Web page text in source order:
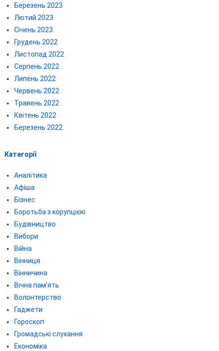
Березень 2023
Лютий 2023
Січень 2023
Грудень 2022
Листопад 2022
Серпень 2022
Липень 2022
Червень 2022
Травень 2022
Квітень 2022
Березень 2022
Категорії
Аналітика
Афіша
Бізнес
Боротьба з корупцією
Будівництво
Вибори
Війна
Вінниця
Вінничина
Вічна пам'ять
Волонтерство
Гаджети
Гороскоп
Громадські слухання
Економіка